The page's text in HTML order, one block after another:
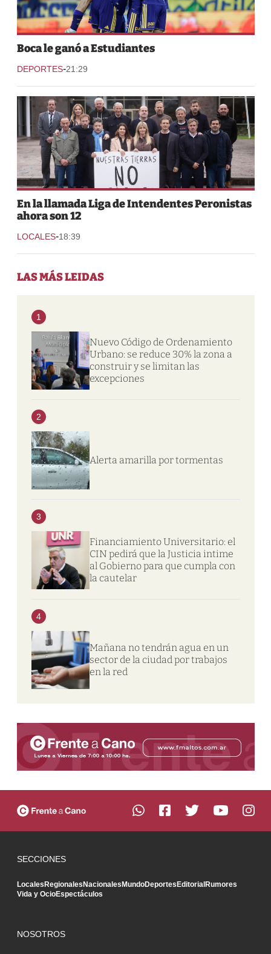
Boca le ganó a Estudiantes
DEPORTES-21:29
En la llamada Liga de Intendentes Peronistas
ahora son 12
LOCALES-18:39
LAS MÁS LEIDAS
1
Nuevo Código de Ordenamiento
Urbano: se reduce 30% la zona a
construir y se limitan las
excepciones
2
Alerta amarilla por tormentas
3
Financiamiento Universitario: el
CIN pedirá que la Justicia intime
al Gobierno para que cumpla con
la cautelar
4
Mañana no tendrán agua en un
sector de la ciudad por trabajos
en la red
SECCIONES
LocalesRegionalesNacionalesMundoDeportesEditorialRumores
Vida y OcioEspectáculos
NOSOTROS